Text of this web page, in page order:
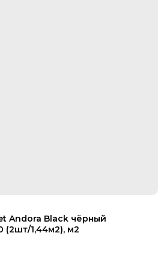
Andora Black чёрный
(2шт/1,44м2), м2